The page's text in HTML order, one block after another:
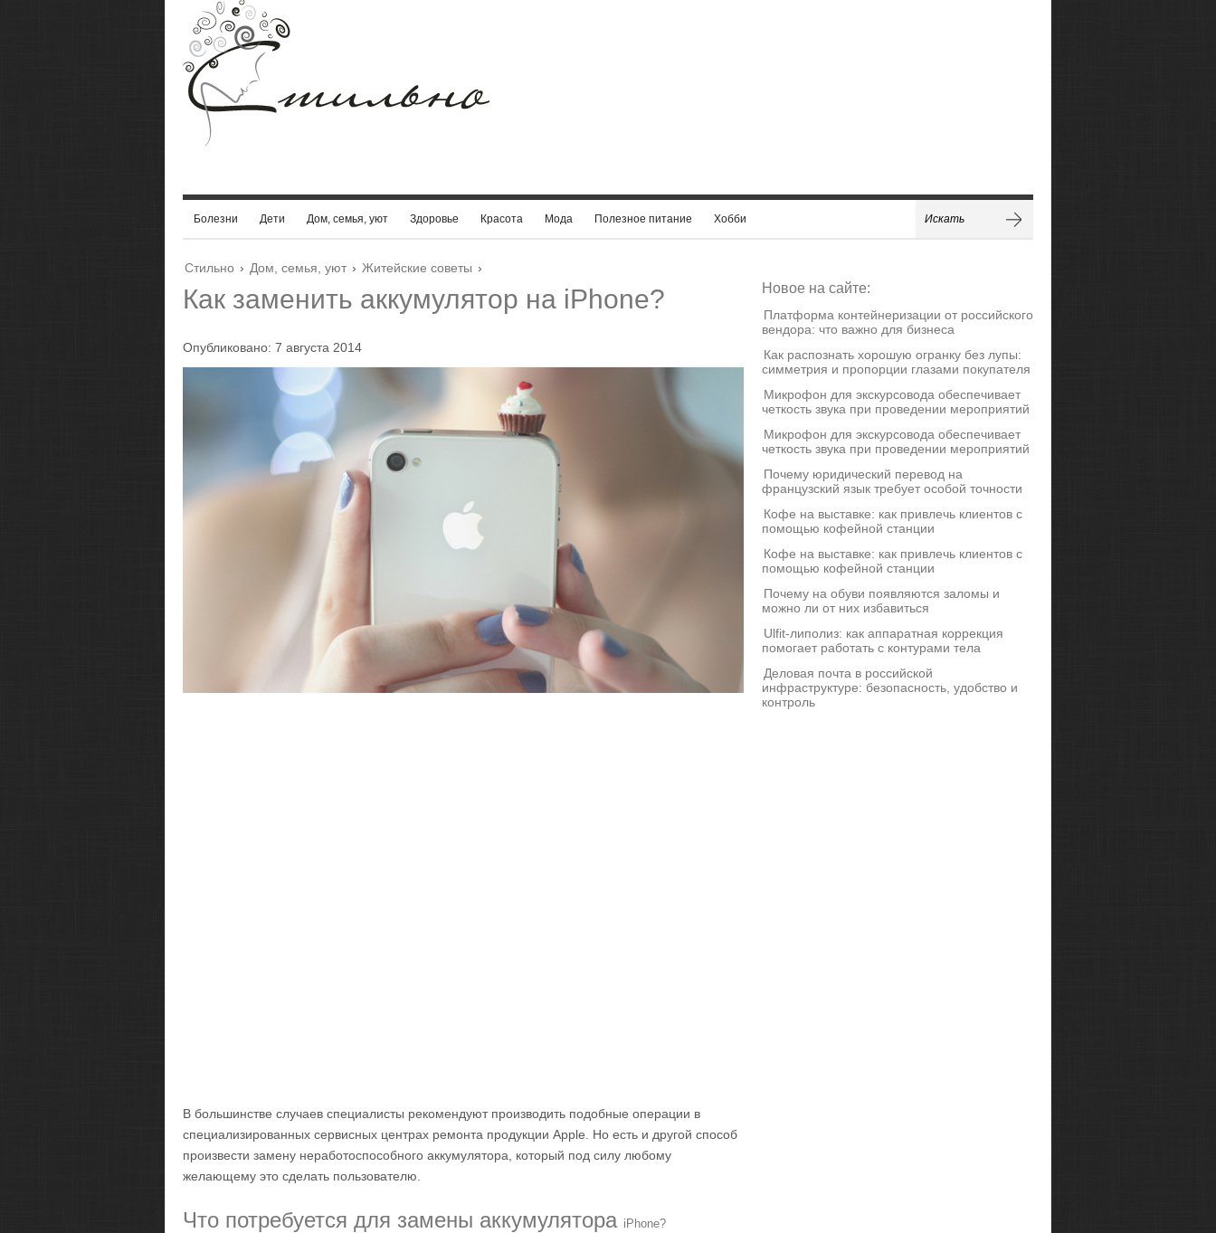
Болезни Дети Дом, семья, уют Здоровье Красота Мода Полезное питание Хобби
Стильно › Дом, семья, уют › Житейские советы ›
Как заменить аккумулятор на iPhone?
Опубликовано: 7 августа 2014
В большинстве случаев специалисты рекомендуют производить подобные операции в
специализированных сервисных центрах ремонта продукции Apple. Но есть и другой способ
произвести замену неработоспособного аккумулятора, который под силу любому
желающему это сделать пользователю.
Что потребуется для замены аккумулятора iPhone?
Новое на сайте:
Платформа контейнеризации от российского
вендора: что важно для бизнеса
Как распознать хорошую огранку без лупы:
симметрия и пропорции глазами покупателя
Микрофон для экскурсовода обеспечивает
четкость звука при проведении мероприятий
Микрофон для экскурсовода обеспечивает
четкость звука при проведении мероприятий
Почему юридический перевод на
французский язык требует особой точности
Кофе на выставке: как привлечь клиентов с
помощью кофейной станции
Кофе на выставке: как привлечь клиентов с
помощью кофейной станции
Почему на обуви появляются заломы и
можно ли от них избавиться
Ulfit-липолиз: как аппаратная коррекция
помогает работать с контурами тела
Деловая почта в российской
инфраструктуре: безопасность, удобство и
контроль